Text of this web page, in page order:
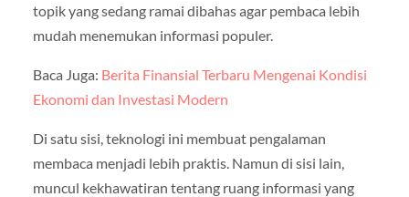
topik yang sedang ramai dibahas agar pembaca lebih
mudah menemukan informasi populer.
Baca Juga: Berita Finansial Terbaru Mengenai Kondisi
Ekonomi dan Investasi Modern
Di satu sisi, teknologi ini membuat pengalaman
membaca menjadi lebih praktis. Namun di sisi lain,
muncul kekhawatiran tentang ruang informasi yang